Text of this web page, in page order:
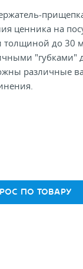
ценника на
толщиной до 30
"губками"
различные
ПО ТОВАРУ